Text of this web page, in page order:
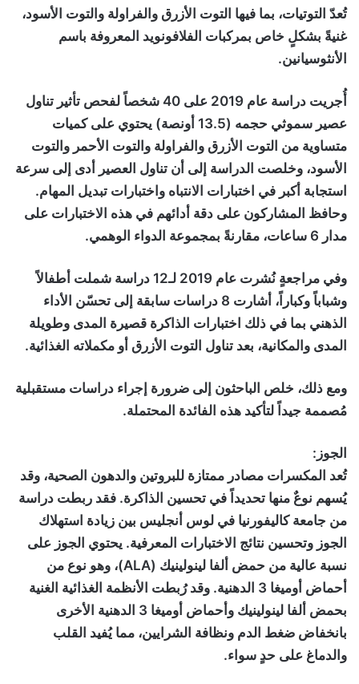
تُعدّ التوتيات، بما فيها التوت الأزرق والفراولة والتوت الأسود،
غنيةً بشكلٍ خاص بمركبات الفلافونويد المعروفة باسم
الأنثوسيانين.
أُجريت دراسة عام 2019 على 40 شخصاً لفحص تأثير تناول
عصير سموثي حجمه (13.5 أونصة) يحتوي على كميات
متساوية من التوت الأزرق والفراولة والتوت الأحمر والتوت
الأسود، وخلصت الدراسة إلى أن تناول العصير أدى إلى سرعة
استجابة أكبر في اختبارات الانتباه واختبارات تبديل المهام.
وحافظ المشاركون على دقة أدائهم في هذه الاختبارات على
مدار 6 ساعات، مقارنةً بمجموعة الدواء الوهمي.
وفي مراجعةٍ نُشرت عام 2019 لـ12 دراسة شملت أطفالاً
وشباباً وكباراً، أشارت 8 دراسات سابقة إلى تحسّن الأداء
الذهني بما في ذلك اختبارات الذاكرة قصيرة المدى وطويلة
المدى والمكانية، بعد تناول التوت الأزرق أو مكملاته الغذائية.
ومع ذلك، خلص الباحثون إلى ضرورة إجراء دراسات مستقبلية
مُصممة جيداً لتأكيد هذه الفائدة المحتملة.
الجوز:
تُعد المكسرات مصادر ممتازة للبروتين والدهون الصحية، وقد
يُسهم نوعٌ منها تحديداً في تحسين الذاكرة. فقد ربطت دراسة
من جامعة كاليفورنيا في لوس أنجليس بين زيادة استهلاك
الجوز وتحسين نتائج الاختبارات المعرفية. يحتوي الجوز على
نسبة عالية من حمض ألفا لينولينيك (ALA)، وهو نوع من
أحماض أوميغا 3 الدهنية. وقد رُبطت الأنظمة الغذائية الغنية
بحمض ألفا لينولينيك وأحماض أوميغا 3 الدهنية الأخرى
بانخفاض ضغط الدم ونظافة الشرايين، مما يُفيد القلب
والدماغ على حدٍ سواء.